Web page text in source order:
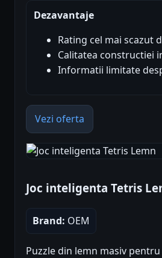
Dezavantaje
Rating cel mai scazut
Calitatea constructiei
Informatii limitate
Vezi oferta
Joc inteligenta Tetris
Brand: OEM
Puzzle din lemn masiv